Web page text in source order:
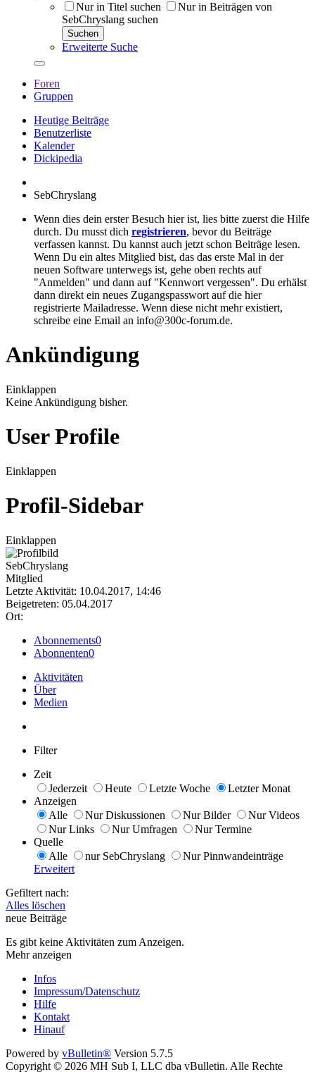
Nur in Titel suchen
Nur in Beiträgen von
SebChryslang suchen
Suchen
Erweiterte Suche
Foren
Gruppen
Heutige Beiträge
Benutzerliste
Kalender
Dickipedia
SebChryslang
Wenn dies dein erster Besuch hier ist, lies bitte zuerst die Hilfe
durch. Du musst dich registrieren, bevor du Beiträge
verfassen kannst. Du kannst auch jetzt schon Beiträge lesen.
Wenn Du ein altes Mitglied bist, das das erste Mal in der
neuen Software unterwegs ist, gehe oben rechts auf
"Anmelden" und dann auf "Kennwort vergessen". Du erhälst
dann direkt ein neues Zugangspasswort auf die hier
registrierte Mailadresse. Wenn diese nicht mehr existiert,
schreibe eine Email an info@300c-forum.de.
Ankündigung
Einklappen
Keine Ankündigung bisher.
User Profile
Einklappen
Profil-Sidebar
Einklappen
SebChryslang
Mitglied
Letzte Aktivität: 10.04.2017, 14:46
Beigetreten: 05.04.2017
Ort:
Abonnements0
Abonnenten0
Aktivitäten
Über
Medien
Filter
Zeit
Jederzeit
Heute Letzte Woche
Letzter Monat
Anzeigen
Alle
Nur Diskussionen Nur Bilder
Nur Videos
Nur Links
Nur Umfragen
Nur Termine
Quelle
Alle
nur SebChryslang
Nur Pinnwandeinträge
Erweitert
Gefiltert nach:
Alles löschen
neue Beiträge
Es gibt keine Aktivitäten zum Anzeigen.
Mehr anzeigen
Infos
Impressum/Datenschutz
Hilfe
Kontakt
Hinauf
Powered by vBulletin® Version 5.7.5
Copyright © 2026 MH Sub I, LLC dba vBulletin. Alle Rechte